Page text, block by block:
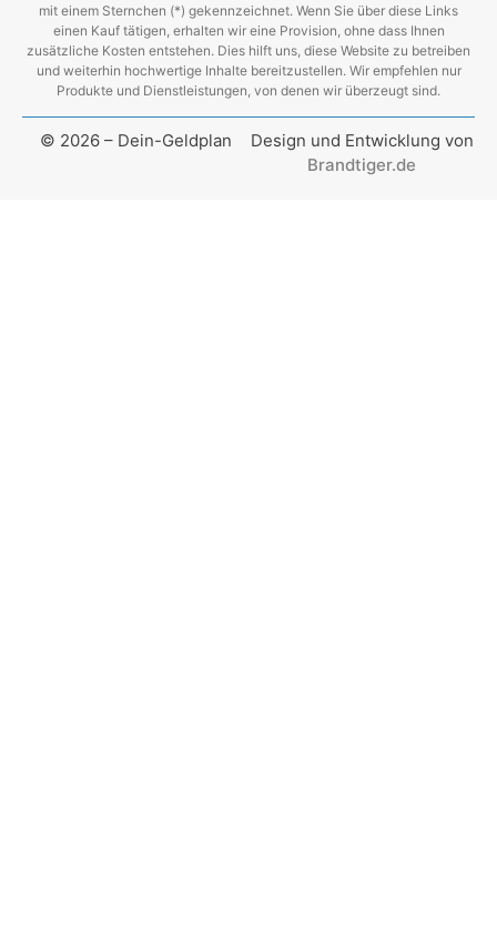
mit einem Sternchen (*) gekennzeichnet. Wenn Sie über diese Links
einen Kauf tätigen, erhalten wir eine Provision, ohne dass Ihnen
zusätzliche Kosten entstehen. Dies hilft uns, diese Website zu betreiben
und weiterhin hochwertige Inhalte bereitzustellen. Wir empfehlen nur
Produkte und Dienstleistungen, von denen wir überzeugt sind.
© 2026 – Dein-Geldplan
Design und Entwicklung von
Brandtiger.de